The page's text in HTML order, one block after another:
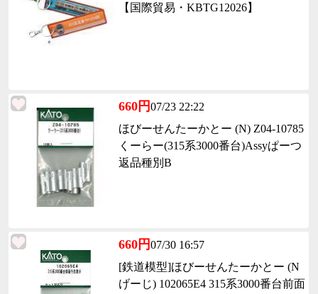
【国際貿易・KBTG12026】
660円07/23 22:22
ほびーせんたーかとー (N) Z04-10785
くーらー(315系3000番台)Assyぱーつ
返品種別B
660円07/30 16:57
[鉄道模型]ほびーせんたーかとー (N
げーじ) 102065E4 315系3000番台前面